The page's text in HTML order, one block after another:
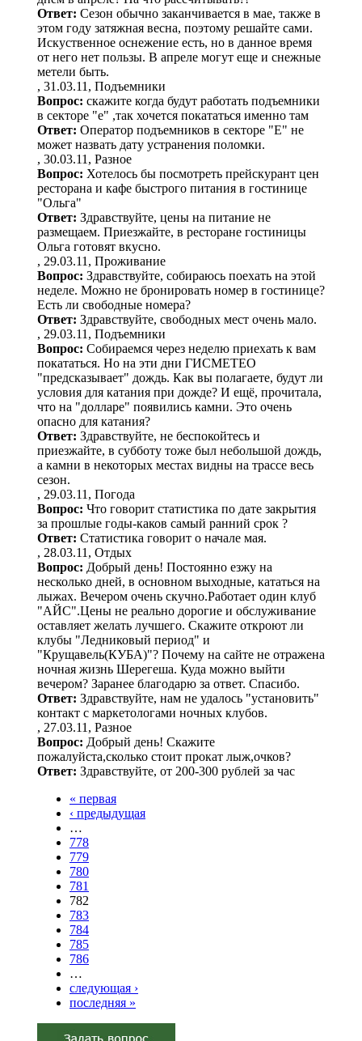
Ответ: Сезон обычно заканчивается в мае, также в
этом году затяжная весна, поэтому решайте сами.
Искуственное оснежение есть, но в данное время
от него нет пользы. В апреле могут еще и снежные
метели быть.
, 31.03.11, Подъемники
Вопрос: скажите когда будут работать подъемники
в секторе "е" ,так хочется покататься именно там
Ответ: Оператор подъемников в секторе "Е" не
может назвать дату устранения поломки.
, 30.03.11, Разное
Вопрос: Хотелось бы посмотреть прейскурант цен
ресторана и кафе быстрого питания в гостинице
"Ольга"
Ответ: Здравствуйте, цены на питание не
размещаем. Приезжайте, в ресторане гостиницы
Ольга готовят вкусно.
, 29.03.11, Проживание
Вопрос: Здравствуйте, собираюсь поехать на этой
неделе. Можно не бронировать номер в гостинице?
Есть ли свободные номера?
Ответ: Здравствуйте, свободных мест очень мало.
, 29.03.11, Подъемники
Вопрос: Собираемся через неделю приехать к вам
покататься. Но на эти дни ГИСМЕТЕО
"предсказывает" дождь. Как вы полагаете, будут ли
условия для катания при дожде? И ещё, прочитала,
что на "долларе" появились камни. Это очень
опасно для катания?
Ответ: Здравствуйте, не беспокойтесь и
приезжайте, в субботу тоже был небольшой дождь,
а камни в некоторых местах видны на трассе весь
сезон.
, 29.03.11, Погода
Вопрос: Что говорит статистика по дате закрытия
за прошлые годы-каков самый ранний срок ?
Ответ: Статистика говорит о начале мая.
, 28.03.11, Отдых
Вопрос: Добрый день! Постоянно езжу на
несколько дней, в основном выходные, кататься на
лыжах. Вечером очень скучно.Работает один клуб
"АЙС".Цены не реально дорогие и обслуживание
оставляет желать лучшего. Скажите откроют ли
клубы "Ледниковый период" и
"Крущавель(КУБА)"? Почему на сайте не отражена
ночная жизнь Шерегеша. Куда можно выйти
вечером? Заранее благодарю за ответ. Спасибо.
Ответ: Здравствуйте, нам не удалось "установить"
контакт с маркетологами ночных клубов.
, 27.03.11, Разное
Вопрос: Добрый день! Скажите
пожалуйста,сколько стоит прокат лыж,очков?
Ответ: Здравствуйте, от 200-300 рублей за час
Страницы
« первая
‹ предыдущая
…
778
779
780
781
782
783
784
785
786
…
следующая ›
последняя »